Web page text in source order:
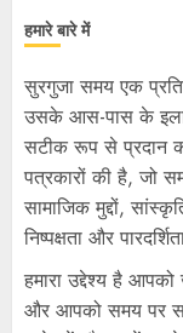
हमारे बारे में
सुरगुजा समय एक
उसके आस-पास के
सटीक रूप से प्रदान
पत्रकारों की है, जो
सामाजिक मुद्दों,
निष्पक्षता और
हमारा उद्देश्य है
और आपको समय पर